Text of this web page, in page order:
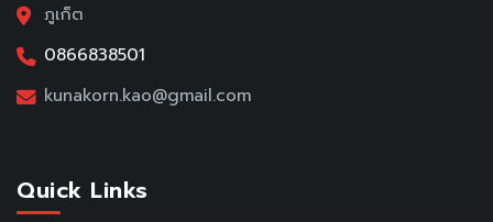
ภูเก็ต
0866838501
kunakorn.kao@gmail.com
Quick Links